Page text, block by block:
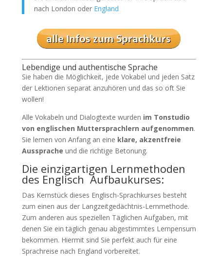
nach London oder England
Lebendige und authentische Sprache
Sie haben die Möglichkeit, jede Vokabel und jeden Satz
der Lektionen separat anzuhören und das so oft Sie
wollen!
Alle Vokabeln und Dialogtexte wurden im Tonstudio
von englischen Muttersprachlern aufgenommen.
Sie lernen von Anfang an eine klare, akzentfreie
Aussprache und die richtige Betonung.
Die einzigartigen Lernmethoden
des Englisch Aufbaukurses:
Das Kernstück dieses Englisch-Sprachkurses besteht
zum einen aus der Langzeitgedächtnis-Lernmethode.
Zum anderen aus speziellen Täglichen Aufgaben, mit
denen Sie ein täglich genau abgestimmtes Lernpensum
bekommen. Hiermit sind Sie perfekt auch für eine
Sprachreise nach England vorbereitet.